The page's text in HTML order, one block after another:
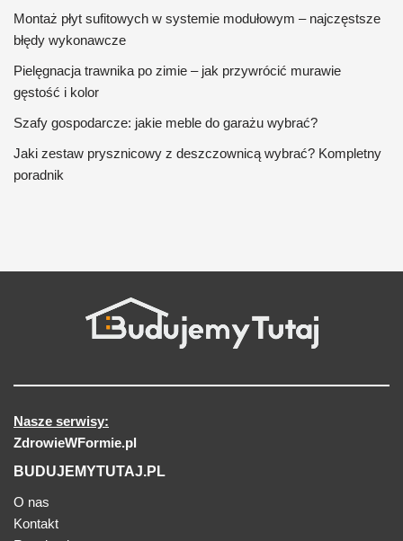
Montaż płyt sufitowych w systemie modułowym – najczęstsze
błędy wykonawcze
Pielęgnacja trawnika po zimie – jak przywrócić murawie
gęstość i kolor
Szafy gospodarcze: jakie meble do garażu wybrać?
Jaki zestaw prysznicowy z deszczownicą wybrać? Kompletny
poradnik
Nasze serwisy:
ZdrowieWFormie.pl
BUDUJEMYTUTAJ.PL
O nas
Kontakt